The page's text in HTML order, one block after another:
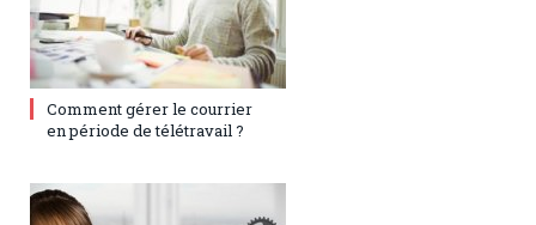
6 mars 2023 0
Comment gérer le courrier
en période de télétravail ?